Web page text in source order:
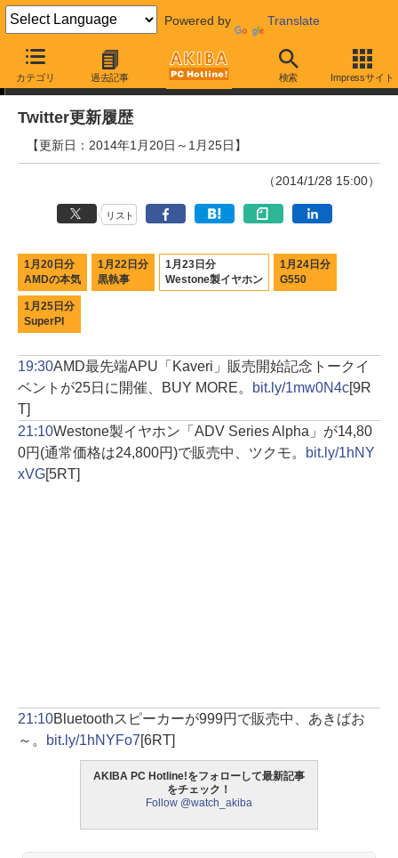
Powered by Translate
カテゴリ 過去記事 検索 Impressサイト
Twitter更新履歴
Twitter更新履歴
【更新日：2014年1月20日～1月25日】
（2014/1/28 15:00）
リスト
1月20日分
AMDの本気
1月22日分
黒執事
1月23日分
Westone製イヤホン
1月24日分
G550
1月25日分
SuperPI
19:30AMD最先端APU「Kaveri」販売開始記念トークイ
ベントが25日に開催、BUY MORE。
bit.ly/1mw0N4c[9R
T]
21:10Westone製イヤホン「ADV Series Alpha」が14,80
0円(通常価格は24,800円)で販売中、ツクモ。
bit.ly/1hNY
xVG[5RT]
21:10Bluetoothスピーカーが999円で販売中、あきばお
～。
bit.ly/1hNYFo7[6RT]
AKIBA PC Hotline!をフォローして最新記事
をチェック！
Follow @watch_akiba